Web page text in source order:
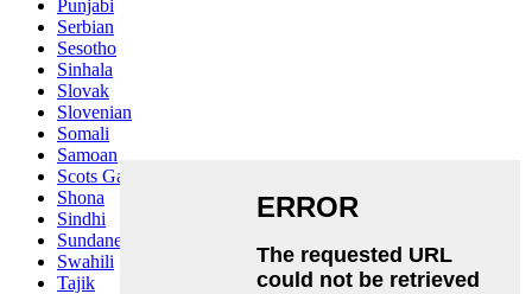
Punjabi
Serbian
Sesotho
Sinhala
Slovak
Slovenian
Somali
Samoan
Scots Gaelic
Shona
Sindhi
Sundanese
Swahili
Tajik